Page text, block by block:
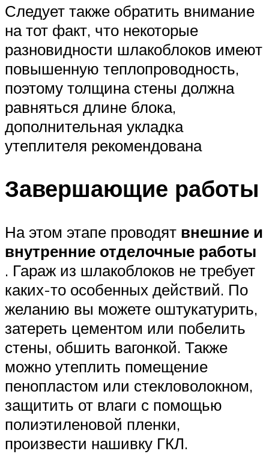
Следует также обратить внимание
на тот факт, что некоторые
разновидности шлакоблоков имеют
повышенную теплопроводность,
поэтому толщина стены должна
равняться длине блока,
дополнительная укладка
утеплителя рекомендована
Завершающие работы
На этом этапе проводят внешние и
внутренние отделочные работы
. Гараж из шлакоблоков не требует
каких-то особенных действий. По
желанию вы можете оштукатурить,
затереть цементом или побелить
стены, обшить вагонкой. Также
можно утеплить помещение
пенопластом или стекловолокном,
защитить от влаги с помощью
полиэтиленовой пленки,
произвести нашивку ГКЛ.